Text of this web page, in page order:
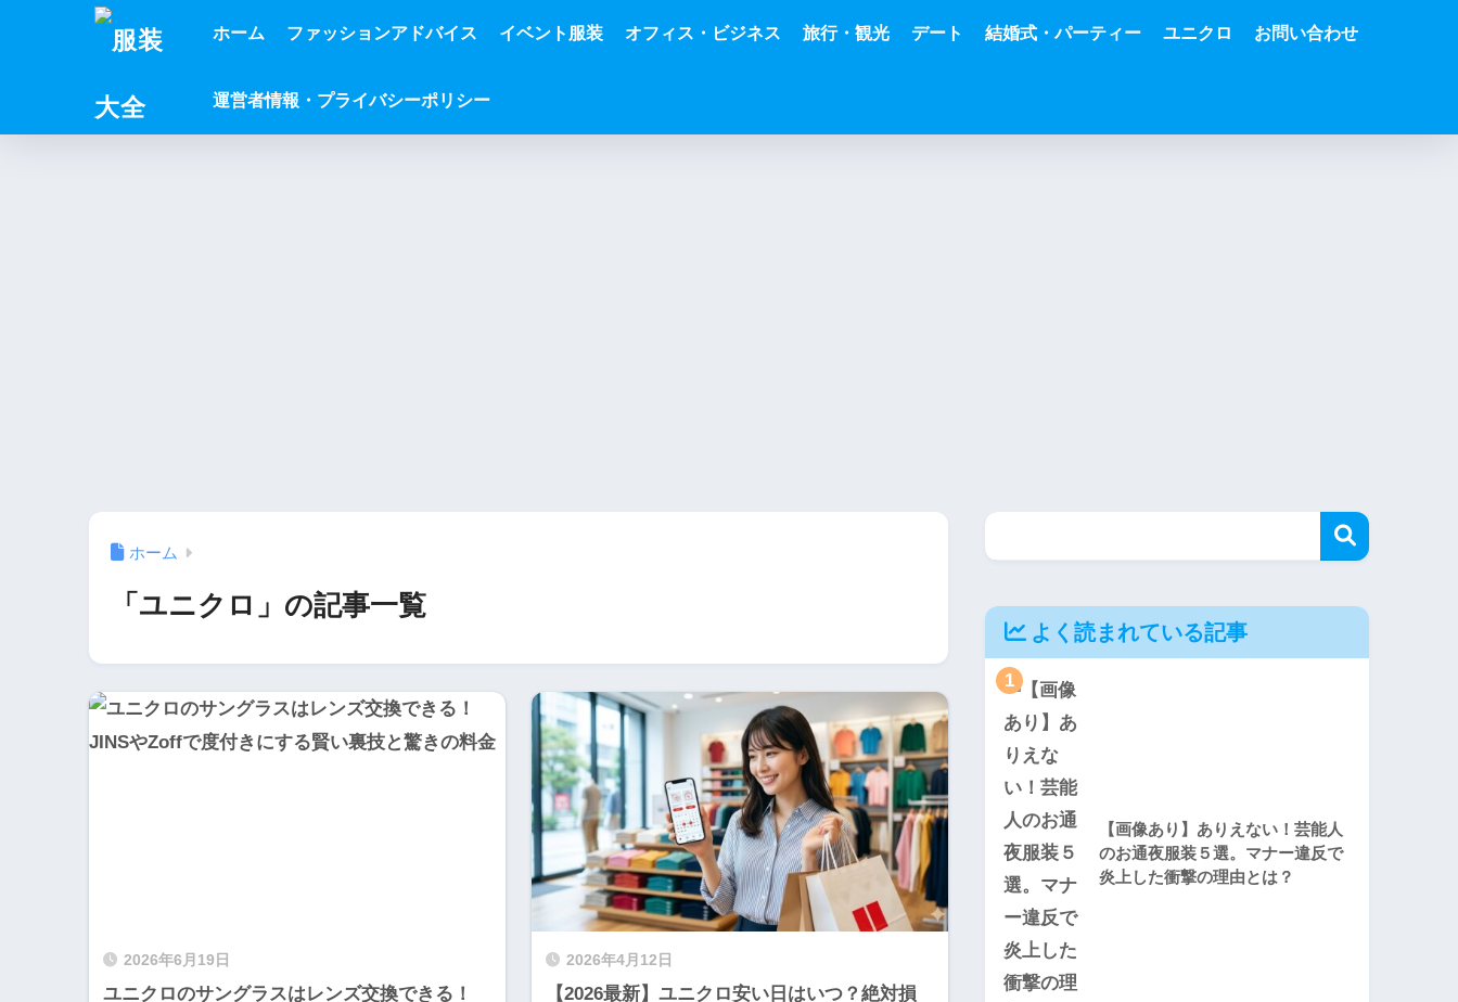
ホーム ファッションアドバイス イベント服装 オフィス・ビジネス 旅行・観光 デート 結婚式・パーティー ユニクロ お問い合わせ
運営者情報・プライバシーポリシー
ホーム
「ユニクロ」の記事一覧
2026年6月19日
ユニクロのサングラスはレンズ交換できる！
2026年4月12日
【2026最新】ユニクロ安い日はいつ？絶対損
よく読まれている記事
1
【画像あり】ありえない！芸能人
のお通夜服装５選。マナー違反で
炎上した衝撃の理由とは？